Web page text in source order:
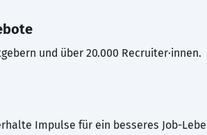
und über 20.000 Recruiter·innen.
Impulse für ein besseres Job-